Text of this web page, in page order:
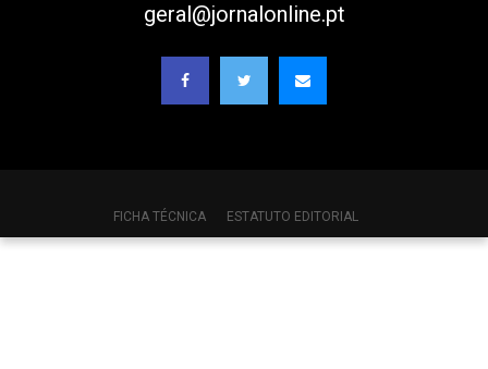
geral@jornalonline.pt
FICHA TÉCNICA ESTATUTO EDITORIAL